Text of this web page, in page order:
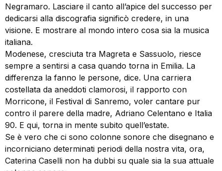
Negramaro. Lasciare il canto all’apice del successo per
dedicarsi alla discografia significò credere, in una
visione. E mostrare al mondo intero cosa sia la musica
italiana.
Modenese, cresciuta tra Magreta e Sassuolo, riesce
sempre a sentirsi a casa quando torna in Emilia. La
differenza la fanno le persone, dice. Una carriera
costellata da aneddoti clamorosi, il rapporto con
Morricone, il Festival di Sanremo, voler cantare pur
contro il parere della madre, Adriano Celentano e Italia
90. E qui, torna in mente subito quell’estate.
Se è vero che ci sono colonne sonore che disegnano e
incorniciano determinati periodi della nostra vita, ora,
Caterina Caselli non ha dubbi su quale sia la sua attuale